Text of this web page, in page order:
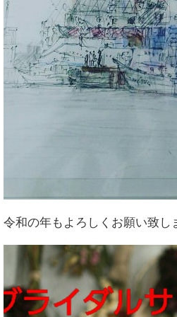
令和の年もよろしくお願い致し